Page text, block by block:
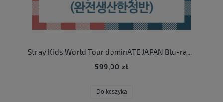
599,00 zł
Do koszyka